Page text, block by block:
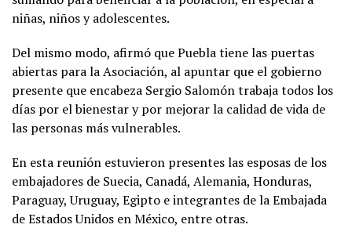
niñas, niños y adolescentes.
Del mismo modo, afirmó que Puebla tiene las puertas
abiertas para la Asociación, al apuntar que el gobierno
presente que encabeza Sergio Salomón trabaja todos los
días por el bienestar y por mejorar la calidad de vida de
las personas más vulnerables.
En esta reunión estuvieron presentes las esposas de los
embajadores de Suecia, Canadá, Alemania, Honduras,
Paraguay, Uruguay, Egipto e integrantes de la Embajada
de Estados Unidos en México, entre otras.